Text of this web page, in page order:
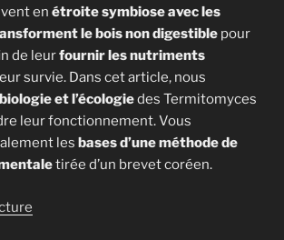
en étroite symbiose avec les
le bois non digestible pour
de leurfournir les nutriments
survie. Dans cet article, nous
biologie et l’écologiedes Termitomyces
leur fonctionnement. Vous
les bases d’une méthode de
tirée d’un brevet coréen.